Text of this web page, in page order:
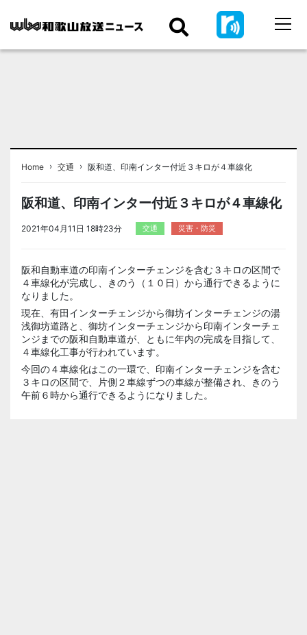
Home › 交通 › 阪和道、印南インター付近３キロが４車線化
阪和道、印南インター付近３キロが４車線化
2021年04月11日 18時23分 交通 災害・防災
阪和自動車道の印南インターチェンジを含む３キロの区間で
４車線化が完成し、きのう（１０日）から通行できるように
なりました。
現在、有田インターチェンジから御坊インターチェンジの湯
浅御坊道路と、御坊インターチェンジから印南インターチェ
ンジまでの阪和自動車道が、ともに年内の完成を目指して、
４車線化工事が行われています。
今回の４車線化はこの一環で、印南インターチェンジを含む
３キロの区間で、片側２車線ずつの車線が整備され、きのう
午前６時から通行できるようになりました。